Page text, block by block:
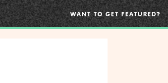
WANT TO GET FEATURED?